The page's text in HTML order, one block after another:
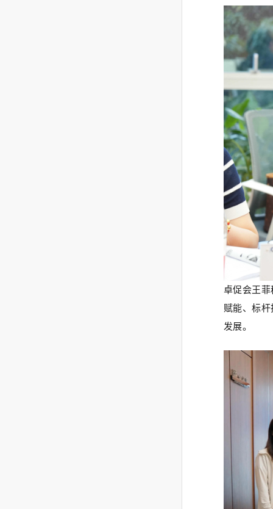
卓促会王菲
赋能、标
发展。